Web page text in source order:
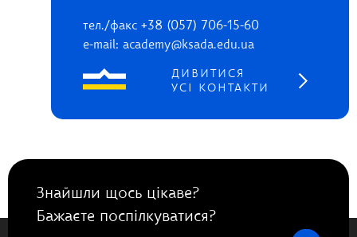
тел./факс +38 (057) 706-15-60
e-mail: academy@ksada.edu.ua
ДИВИТИСЯ
УСІ КОНТАКТИ
Знайшли щось цікаве?
Бажаєте поспілкуватися?